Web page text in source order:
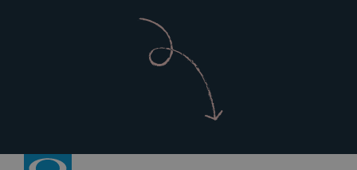
Revenir à la page d’accueil